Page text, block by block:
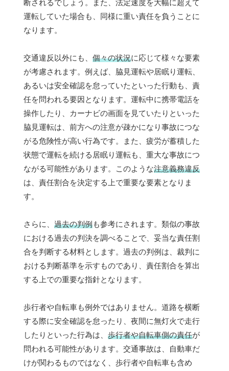
断されるでしょう。また、法定速度を大幅に超えて
運転していた場合も、同様に重い責任を負うことに
なります。
交通違反以外にも、 個々の状況に応じて様々な要素
が考慮されます。例えば、脇見運転や居眠り運転、
あるいは安全確認を怠っていたといった行動も、責
任を問われる要因となります。運転中に携帯電話を
操作したり、カーナビの画面を見ていたりといった
脇見運転は、前方への注意が疎かになり事故につな
がる危険性が高い行為です。また、疲労が蓄積した
状態で運転を続ける居眠り運転も、重大な事故につ
ながる可能性があります。このような注意義務違反
は、責任割合を決定する上で重要な要素となりま
す。
さらに、 過去の判例も参考にされます。類似の事故
における過去の判決を調べることで、妥当な責任割
合を判断する材料とします。過去の判例は、裁判に
おける判断基準を示すものであり、責任割合を算出
する上での重要な指針となります。
歩行者や自転車も例外ではありません。道路を横断
する際に安全確認を怠ったり、夜間に無灯火で走行
したりといった行為は、 歩行者や自転車側の責任が
問われる可能性があります。交通事故は、自動車だ
けが関わるものではなく、歩行者や自転車も含め